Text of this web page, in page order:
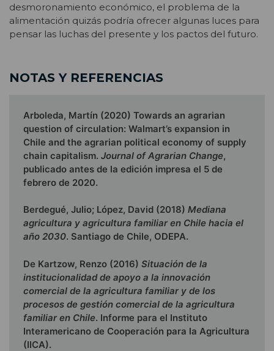
desmoronamiento económico, el problema de la
alimentación quizás podría ofrecer algunas luces para
pensar las luchas del presente y los pactos del futuro.
NOTAS Y REFERENCIAS
Arboleda, Martín (2020) Towards an agrarian
question of circulation: Walmart’s expansion in
Chile and the agrarian political economy of supply
chain capitalism. Journal of Agrarian Change,
publicado antes de la edición impresa el 5 de
febrero de 2020.
Berdegué, Julio; López, David (2018) Mediana
agricultura y agricultura familiar en Chile hacia el
año 2030. Santiago de Chile, ODEPA.
De Kartzow, Renzo (2016) Situación de la
institucionalidad de apoyo a la innovación
comercial de la agricultura familiar y de los
procesos de gestión comercial de la agricultura
familiar en Chile. Informe para el Instituto
Interamericano de Cooperación para la Agricultura
(IICA).